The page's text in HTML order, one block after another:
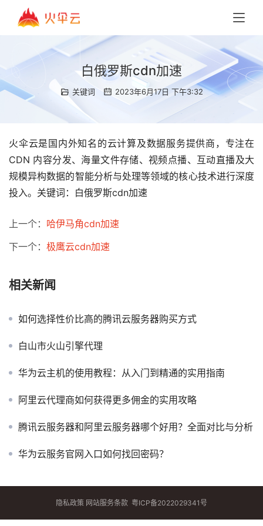
白俄罗斯cdn加速
关键词 2023年6月17日 下午3:32
火伞云是国内外知名的云计算及数据服务提供商，专注在
CDN 内容分发、海量文件存储、视频点播、互动直播及大
规模异构数据的智能分析与处理等领域的核心技术进行深度
投入。关键词：白俄罗斯cdn加速
上一个： 哈伊马角cdn加速
下一个： 极鹰云cdn加速
相关新闻
如何选择性价比高的腾讯云服务器购买方式
白山市火山引擎代理
华为云主机的使用教程：从入门到精通的实用指南
阿里云代理商如何获得更多佣金的实用攻略
腾讯云服务器和阿里云服务器哪个好用？全面对比与分析
华为云服务官网入口如何找回密码？
隐私政策 网站服务条款 粤ICP备2022029341号